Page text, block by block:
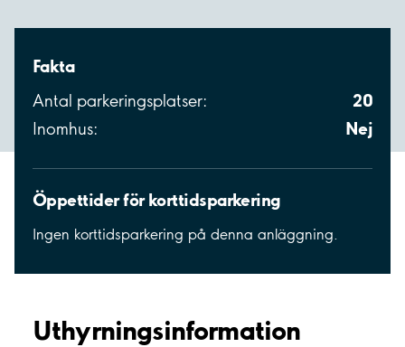
Fakta
Antal parkeringsplatser: 20
Inomhus: Nej
Öppettider för korttidsparkering
Ingen korttidsparkering på denna anläggning.
Uthyrnings­information